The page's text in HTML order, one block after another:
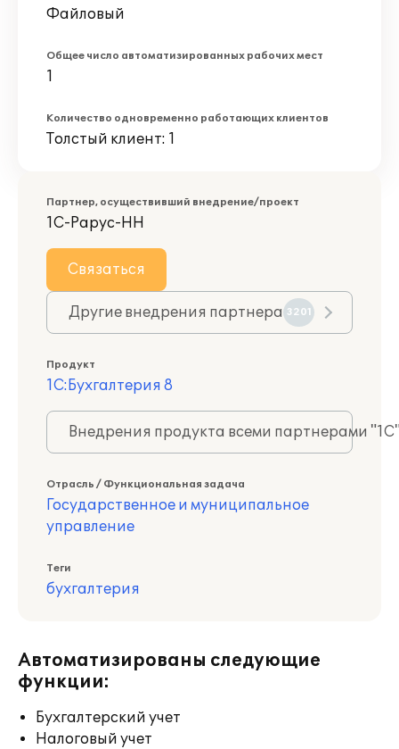
Файловый
Общее число автоматизированных рабочих мест
1
Количество одновременно работающих клиентов
Толстый клиент: 1
Партнер, осуществивший внедрение/проект
1С-Рарус-НН
Связаться
Другие внедрения партнера 3201
Продукт
1С:Бухгалтерия 8
Внедрения продукта всеми партнерами
Отрасль / Функциональная задача
Государственное и муниципальное
управление
Теги
бухгалтерия
Автоматизированы следующие
функции:
Бухгалтерский учет
Налоговый учет